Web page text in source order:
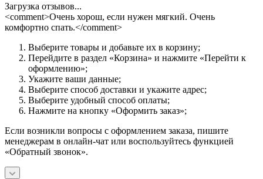
Загрузка отзывов...
<comment>Очень хорош, если нужен мягкий. Очень
комфортно спать.</comment>
Выберите товары и добавьте их в корзину;
Перейдите в раздел «Корзина» и нажмите «Перейти к
оформлению»;
Укажите ваши данные;
Выберите способ доставки и укажите адрес;
Выберите удобный способ оплаты;
Нажмите на кнопку «Оформить заказ»;
Если возникли вопросы с оформлением заказа, пишите
менеджерам в онлайн-чат или воспользуйтесь функцией
«Обратный звонок».